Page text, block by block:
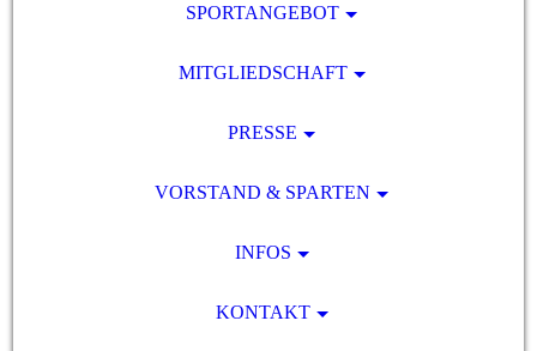
SPORTANGEBOT
MITGLIEDSCHAFT
PRESSE
VORSTAND & SPARTEN
INFOS
KONTAKT